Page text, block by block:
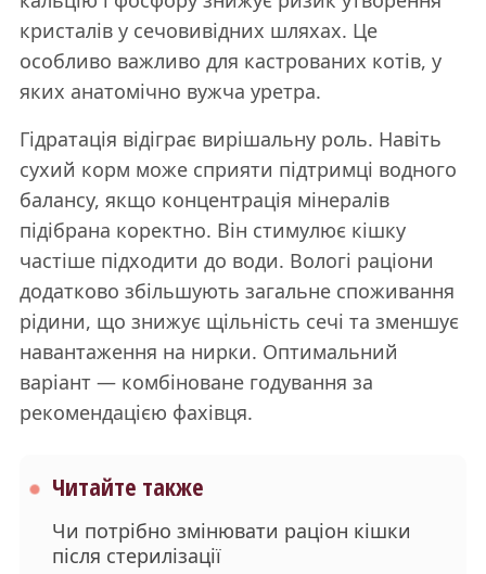
кристалів у сечовивідних шляхах. Це
особливо важливо для кастрованих котів, у
яких анатомічно вужча уретра.
Гідратація відіграє вирішальну роль. Навіть
сухий корм може сприяти підтримці водного
балансу, якщо концентрація мінералів
підібрана коректно. Він стимулює кішку
частіше підходити до води. Вологі раціони
додатково збільшують загальне споживання
рідини, що знижує щільність сечі та зменшує
навантаження на нирки. Оптимальний
варіант — комбіноване годування за
рекомендацією фахівця.
Читайте также
Чи потрібно змінювати раціон кішки
після стерилізації